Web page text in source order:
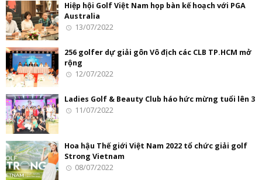
Hiệp hội Golf Việt Nam họp bàn kế hoạch với PGA
Australia
13/07/2022
256 golfer dự giải gôn Vô địch các CLB TP.HCM mở
rộng
12/07/2022
Ladies Golf & Beauty Club háo hức mừng tuổi lên 3
11/07/2022
Hoa hậu Thế giới Việt Nam 2022 tổ chức giải golf
Strong Vietnam
08/07/2022